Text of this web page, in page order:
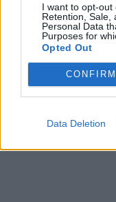
I want to opt-out
Retention, Sale,
Personal Data
Purposes for
Opted Out
CONFIRM
Data Deletion